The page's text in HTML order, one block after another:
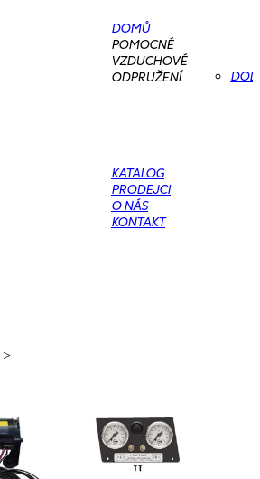
DOMŮ
POMOCNÉ
VZDUCHOVÉ
ODPRUŽENÍ
KATALOG
PRODEJCI
O NÁS
KONTAKT
>